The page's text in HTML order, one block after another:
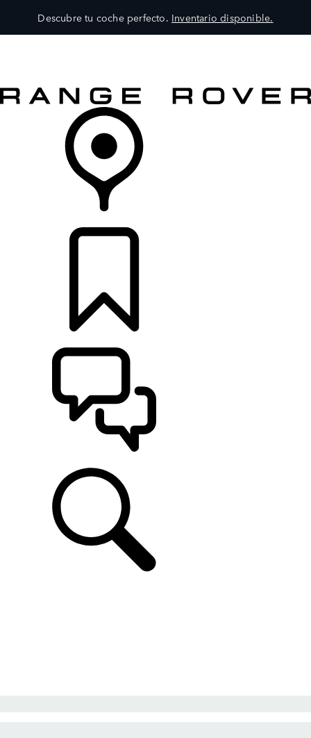
Descubre tu coche perfecto. Inventario disponible.